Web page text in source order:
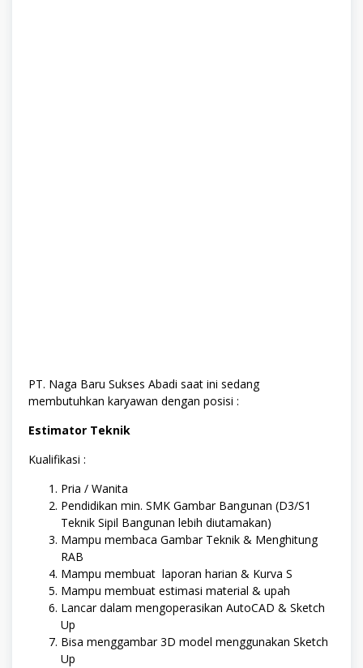
PT. Naga Baru Sukses Abadi saat ini sedang
membutuhkan karyawan dengan posisi :
Estimator Teknik
Kualifikasi :
Pria / Wanita
Pendidikan min. SMK Gambar Bangunan (D3/S1
Teknik Sipil Bangunan lebih diutamakan)
Mampu membaca Gambar Teknik & Menghitung
RAB
Mampu membuat laporan harian & Kurva S
Mampu membuat estimasi material & upah
Lancar dalam mengoperasikan AutoCAD & Sketch
Up
Bisa menggambar 3D model menggunakan Sketch
Up